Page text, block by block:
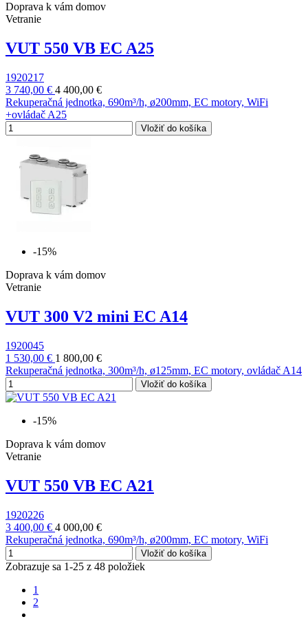
Doprava k vám domov
Vetranie
VUT 550 VB EC A25
1920217
3 740,00 € 4 400,00 €
Rekuperačná jednotka, 690m³/h, ø200mm, EC motory, WiFi
+ovládač A25
Vložiť do košíka
-15%
Doprava k vám domov
Vetranie
VUT 300 V2 mini EC A14
1920045
1 530,00 € 1 800,00 €
Rekuperačná jednotka, 300m³/h, ø125mm, EC motory, ovládač A14
Vložiť do košíka
-15%
Doprava k vám domov
Vetranie
VUT 550 VB EC A21
1920226
3 400,00 € 4 000,00 €
Rekuperačná jednotka, 690m³/h, ø200mm, EC motory, WiFi
Vložiť do košíka
Zobrazuje sa 1-25 z 48 položiek
1
2